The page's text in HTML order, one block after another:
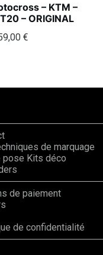
– KTM –
– ORIGINAL
€
de marquage
pose Kits déco
de paiement
de confidentialité